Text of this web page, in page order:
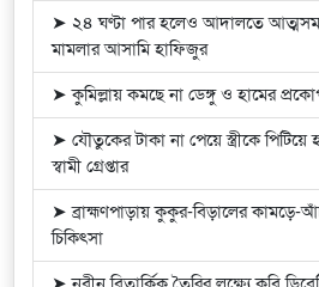
➤ ২৪ ঘণ্টা পার হলেও আদালতে
মামলার আসামি হাফিজুর
➤ কুমিল্লায় কমছে না ডেঙ্গু ও হামের
➤ যৌতুকের টাকা না পেয়ে স্ত্রীকে
স্বামী গ্রেপ্তার
➤ ব্রাহ্মণপাড়ায় কুকুর-বিড়ালের
চিকিৎসা